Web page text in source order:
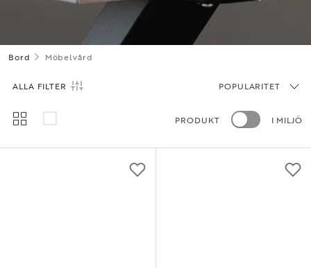
Bord Möbelvård
ALLA FILTER
PRODUKT I MILJÖ
POPULARITET